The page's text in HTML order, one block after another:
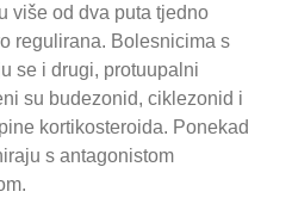
više od dva puta tjedno
regulirana. Bolesnicima s
se i drugi, protuupalni
su budezonid, ciklezonid i
kortikosteroida. Ponekad
s antagonistom